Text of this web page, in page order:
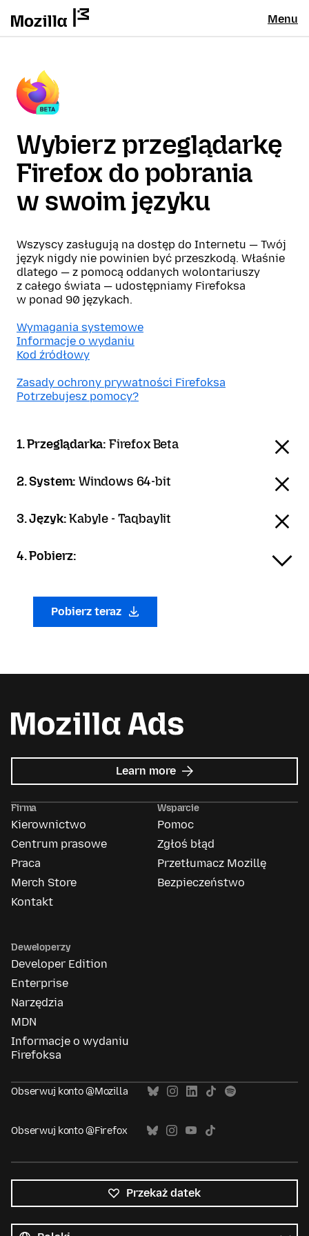
Menu
Wybierz przeglądarkę
Firefox do pobrania
w swoim języku
Wszyscy zasługują na dostęp do Internetu — Twój
język nigdy nie powinien być przeszkodą. Właśnie
dlatego — z pomocą oddanych wolontariuszy
z całego świata — udostępniamy Firefoksa
w ponad 90 językach.
Wymagania systemowe
Informacje o wydaniu
Kod źródłowy
Zasady ochrony prywatności Firefoksa
Potrzebujesz pomocy?
1. Przeglądarka: Firefox Beta
2. System:Windows 64-bit
3. Język:Kabyle - Taqbaylit
4. Pobierz:
Pobierz teraz
Learn more about
Mozilla
Firma
Kierownictwo
Centrum prasowe
Praca
Merch Store
Kontakt
Wsparcie
Pomoc
Zgłoś błąd
Przetłumacz Mozillę
Bezpieczeństwo
Deweloperzy
Developer Edition
Enterprise
Narzędzia
MDN
Informacje o wydaniu
Firefoksa
Obserwuj konto @Mozilla
Obserwuj konto @Firefox
Przekaż datek
języki
Język